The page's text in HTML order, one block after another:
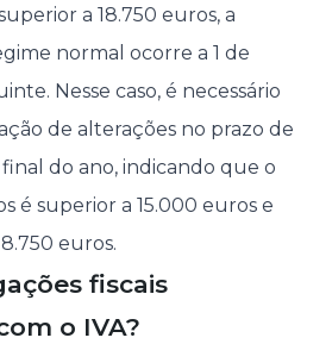
a 18.750 euros, a
normal ocorre a 1 de
Nesse caso, é necessário
de alterações no prazo de
final do ano, indicando que o
é superior a 15.000 euros e
euros.
fiscais
o IVA?